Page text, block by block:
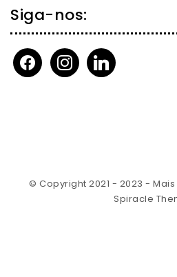
Siga-nos:
facebookinstagramlinkedin
© Copyright 2021 - 2023 -
Spiracle